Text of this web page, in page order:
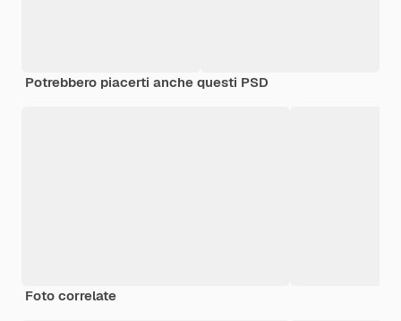
Potrebbero piacerti anche questi PSD
Foto correlate